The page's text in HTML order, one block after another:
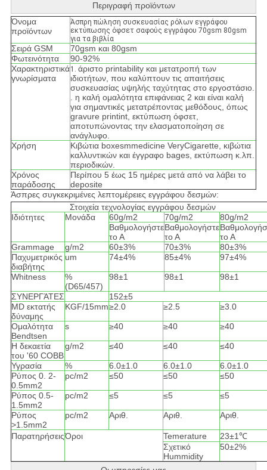
Περιγραφή προϊόντων
Όνομα
προϊόντων
Άσπρη πώληση συσκευασίας ρόλων εγγράφου
εκτύπωσης όφσετ σαφούς εγγράφου 70gsm 80gsm
για τα βιβλία
Σειρά GSM
70gsm και 80gsm
Φωτεινότητα
90-92%
Χαρακτηριστικά
γνωρίσματα
1. άριστο printability και μετατροπή των
ιδιοτήτων, που καλύπτουν τις απαιτήσεις
συσκευασίας υψηλής ταχύτητας στο εργοστάσιο.
. η καλή ομαλότητα επιφάνειας 2 και είναι καλή
για σημαντικές μετατρέποντας μεθόδους, όπως
gravure printint, εκτύπωση όφσετ,
αποτυπώνοντας την ελασματοποίηση σε
ανάγλυφο.
Χρήση
Κιβώτια boxesmmedicine VeryCigarette, κιβώτια
καλλυντικών και έγγραφο bages, εκτύπωση κ.λπ.
περιοδικών.
Χρόνος
παράδοσης
Περίπου 5 έως 15 ημέρες μετά από να λάβει το
deposite
Άσπρες συγκεκριμένες λεπτομέρειες εγγράφου δεσμών:
Στοιχεία τεχνολογίας εγγράφου δεσμών
Ιδιότητες
Μονάδα 60g/m2 70g/m2
80g/m2
Βαθμολογήστε
το Α
Βαθμολογήστε
το Α
το Α
Grammage
g/m2 60±3% 70±3%
80±3%
Παχυμετρικός
διαβήτης
um 74±4% 85±4% 97±4%
Whitness
%
(D65/457)
98±1 98±1 98±1
ΣΥΝΕΡΓΆΤΕΣ
152±5
MD εκτατής
δύναμης
KGF/15mm≥2.0 ≥2.5 ≥3.0
Ομαλότητα
Bendtsen
s ≥40 ≥40 ≥40
Η δεκαετία
του '60 COBB
g/m2 ≤40 ≤40 ≤40
Υγρασία % 6.0±1.0 6.0±1.0
6.0±1.0
Ρύπος 0. 2-
0.5mm2
pc/m2 ≤50 ≤50 ≤50
Ρύπος 0.5-
1.5mm2
pc/m2 ≤5 ≤5 ≤5
Ρύπος
>1.5mm2
pc/m2 Αριθ. Αριθ. Αριθ.
ΠαρατηρήσειςΌροι Temerature
23±1℃
Σχετικό
Hummidity
50±2%